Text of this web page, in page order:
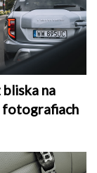
na
fotografiach